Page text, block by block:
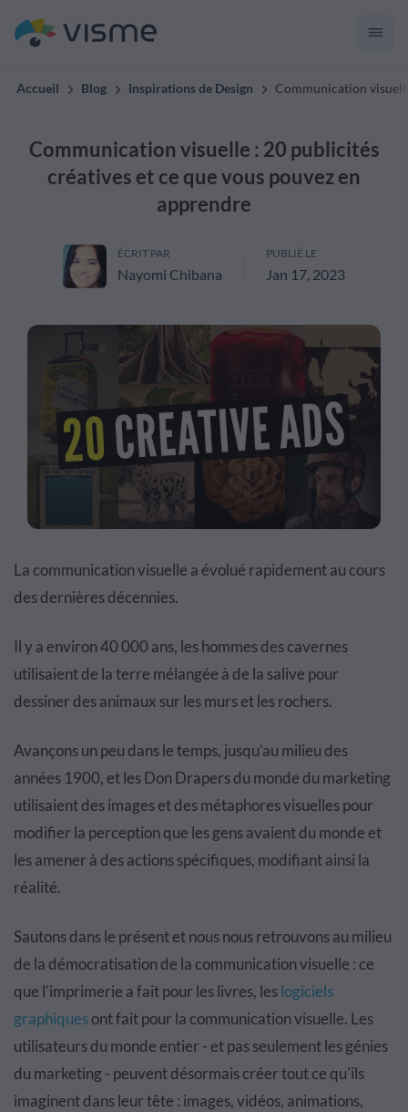
Accueil Blog Inspirations de Design Communication
Communication visuelle : 20 publicités
créatives et ce que vous pouvez en
apprendre
ÉCRIT PAR
Nayomi Chibana
PUBLIÉ LE
Jan 17, 2023
La communication visuelle a évolué rapidement au cours
des dernières décennies.
Il y a environ 40 000 ans, les hommes des cavernes
utilisaient de la terre mélangée à de la salive pour
dessiner des animaux sur les murs et les rochers.
Avançons un peu dans le temps, jusqu’au milieu des
années 1900, et les Don Drapers du monde du marketing
utilisaient des images et des métaphores visuelles pour
modifier la perception que les gens avaient du monde et
les amener à des actions spécifiques, modifiant ainsi la
réalité.
Sautons dans le présent et nous nous retrouvons au milieu
de la démocratisation de la communication visuelle : ce
que l'imprimerie a fait pour les livres, leslogiciels
graphiquesont fait pour la communication visuelle. Les
utilisateurs du monde entier - et pas seulement les génies
du marketing - peuvent désormais créer tout ce qu'ils
imaginent dans leur tête : images, vidéos, animations,